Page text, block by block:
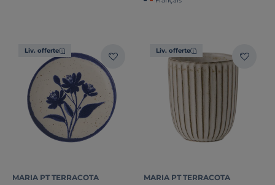
Liv. offerte
MARIA PT TERRACOTA
Liv. offerte
MARIA PT TERRACOTA